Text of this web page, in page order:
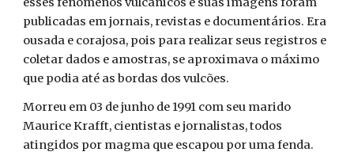
publicadas em jornais, revistas e documentários. Era
ousada e corajosa, pois para realizar seus registros e
coletar dados e amostras, se aproximava o máximo
que podia até as bordas dos vulcões.
Morreu em 03 de junho de 1991 com seu marido
Maurice Krafft, cientistas e jornalistas, todos
atingidos por magma que escapou por uma fenda.